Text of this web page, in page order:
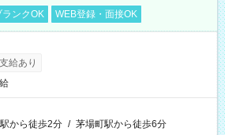
ランクOK WEB登録・面接OK
給あり
から徒歩2分 / 茅場町駅から徒歩6分